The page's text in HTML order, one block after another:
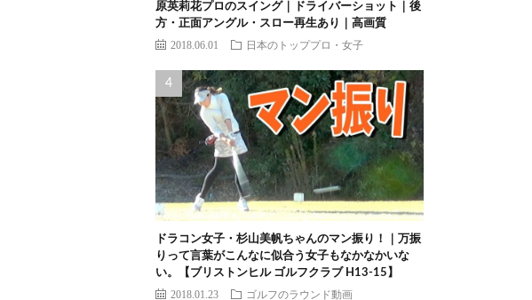
原英莉花プロのスイング｜ドライバーショット｜後
方・正面アングル・スロー再生あり｜高画質
2018.06.01 日本のトッププロ・女子
ドラコン女子・杉山美帆ちゃんのマン振り！｜万振
りって言葉がこんなに似合う女子もなかなかいな
い。【ブリストンヒル ゴルフクラブ H13-15】
2018.01.23 ゴルフのラウンド動画